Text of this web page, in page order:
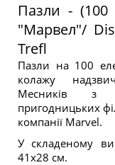
Пазли -
"Марвел"/
Trefl
Пазли на 100
колажу
Месників з
пригодницьких
компанії Marvel.
У складеному
41х28 см.